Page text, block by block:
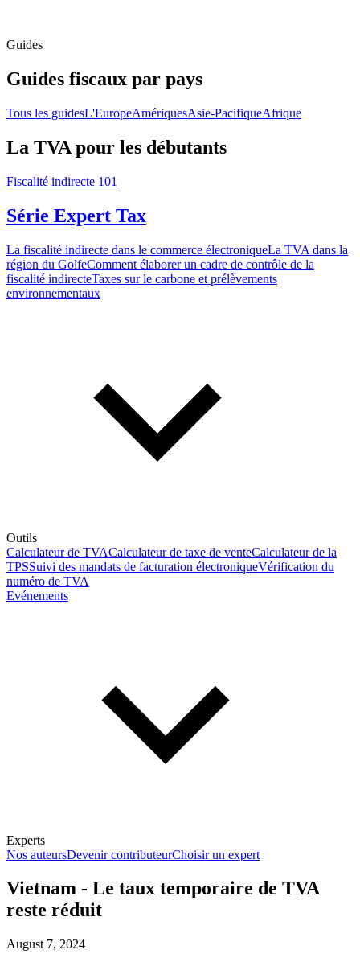
Guides
Guides fiscaux par pays
Tous les guidesL'EuropeAmériquesAsie-PacifiqueAfrique
La TVA pour les débutants
Fiscalité indirecte 101
Série Expert Tax
La fiscalité indirecte dans le commerce électroniqueLa TVA dans la
région du GolfeComment élaborer un cadre de contrôle de la
fiscalité indirecteTaxes sur le carbone et prélèvements
environnementaux
Outils
Calculateur de TVACalculateur de taxe de venteCalculateur de la
TPSSuivi des mandats de facturation électroniqueVérification du
numéro de TVA
Evénements
Experts
Nos auteursDevenir contributeurChoisir un expert
Vietnam - Le taux temporaire de TVA
reste réduit
August 7, 2024